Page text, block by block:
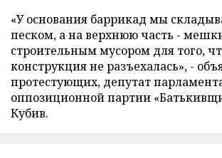
«У основания баррикад мы
песком, а на верхнюю часть -
строительным мусором для того,
конструкция не разъехалась», -
протестующих, депутат
оппозиционной партии
Кубив.